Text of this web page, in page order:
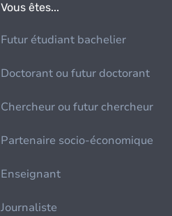
Vous êtes...
Futur étudiant bachelier
Doctorant ou futur doctorant
Chercheur ou futur chercheur
Partenaire socio-économique
Enseignant
Journaliste